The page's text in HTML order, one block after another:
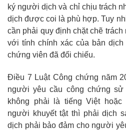
ký người dịch và chỉ chịu trách
dịch được coi là phù hợp. Tuy
cần phải quy định chặt chẽ
với tính chính xác của bản
chứng viên đã đối chiếu.
Điều 7 Luật Công chứng năm
người yêu cầu công chứng
không phải là tiếng Việt
người khuyết tật thì phải dịch
dịch phải bảo đảm cho người